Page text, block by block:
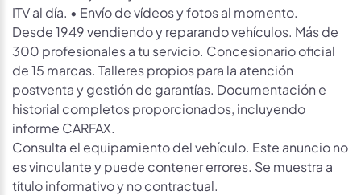
ITV al día. • Envío de vídeos y fotos al momento.
Desde 1949 vendiendo y reparando vehículos. Más de
300 profesionales a tu servicio. Concesionario oficial
de 15 marcas. Talleres propios para la atención
postventa y gestión de garantías. Documentación e
historial completos proporcionados, incluyendo
informe CARFAX.
Consulta el equipamiento del vehículo. Este anuncio no
es vinculante y puede contener errores. Se muestra a
título informativo y no contractual.